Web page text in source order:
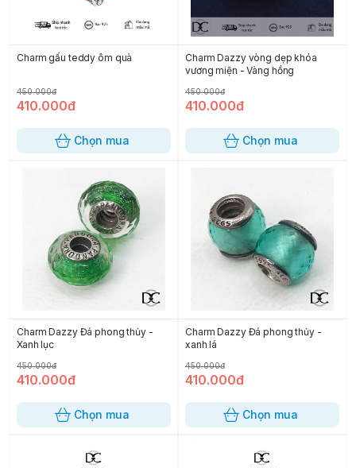
Charm gấu teddy ôm quà
450.000đ
410.000đ
Chọn mua
Charm Dazzy vòng dẹp khóa
vương miện - Vàng hồng
450.000đ
410.000đ
Chọn mua
Charm Dazzy Đá phong thủy -
Xanh lục
450.000đ
410.000đ
Chọn mua
Charm Dazzy Đá phong thủy -
xanh lá
450.000đ
410.000đ
Chọn mua